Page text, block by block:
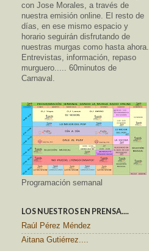
con Jose Morales, a través de
nuestra emisión online. El resto de
días, en ese mismo espacio y
horario seguirán disfrutando de
nuestras murgas como hasta ahora.
Entrevistas, información, repaso
murguero..... 60minutos de
Carnaval.
Programación semanal
LOS NUESTROS EN PRENSA....
Raúl Pérez Méndez
Aitana Gutiérrez....